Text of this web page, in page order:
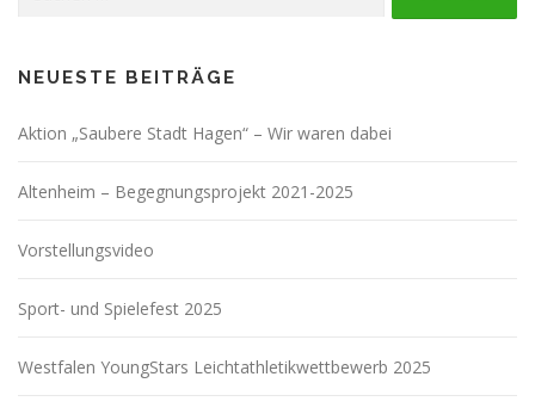
NEUESTE BEITRÄGE
Aktion „Saubere Stadt Hagen“ – Wir waren dabei
Altenheim – Begegnungsprojekt 2021-2025
Vorstellungsvideo
Sport- und Spielefest 2025
Westfalen YoungStars Leichtathletikwettbewerb 2025